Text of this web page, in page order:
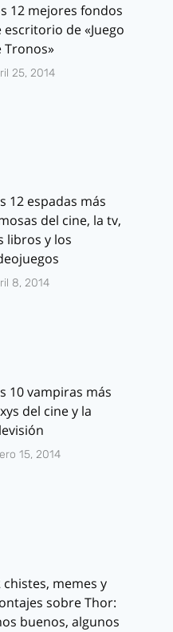
12 mejores fondos
escritorio de «Juego
Tronos»
25, 2014
12 espadas más
del cine, la tv,
libros y los
8, 2014
10 vampiras más
del cine y la
15, 2014
chistes, memes y
sobre Thor:
buenos, algunos